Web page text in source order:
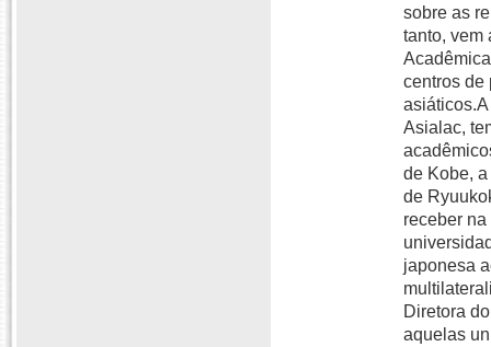
sobre as
tanto, vem
centros de
Asialac,
de Kobe,
de
receber
japonesa
Diretora
aquelas